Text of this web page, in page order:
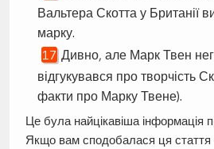
Вальтера Скотта у Британії
марку.
Дивно, але Марк Твен
відгукувався про творчість
факти про Марку Твене).
Це була найцікавіша інформація
Якщо вам сподобалася ця стаття